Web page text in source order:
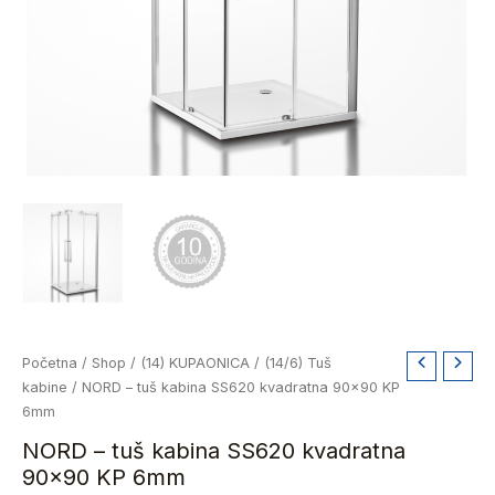
Početna / Shop / (14) KUPAONICA / (14/6) Tuš
kabine / NORD – tuš kabina SS620 kvadratna 90×90 KP
6mm
NORD – tuš kabina SS620 kvadratna
90×90 KP 6mm
NORD
-
tuš
SS620
kvadratna